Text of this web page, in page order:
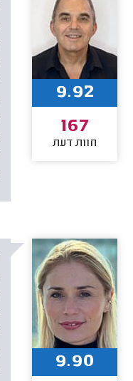
9.92
167
חוות דעת
9.90